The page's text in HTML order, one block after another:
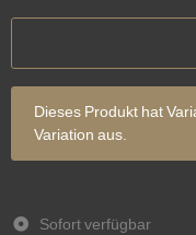
x
Dieses Produkt hat
Variation aus.
Sofort verfügbar